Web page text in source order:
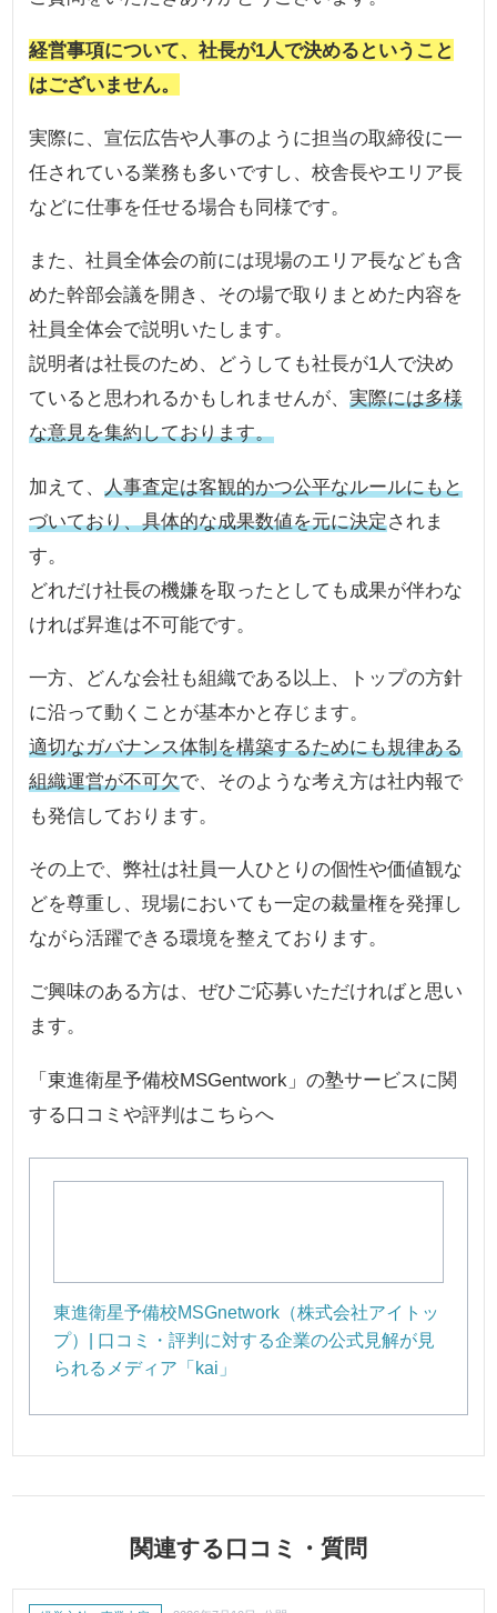
経営事項について、社長が1人で決めるということ
はございません。
実際に、宣伝広告や人事のように担当の取締役に一
任されている業務も多いですし、校舎長やエリア長
などに仕事を任せる場合も同様です。
また、社員全体会の前には現場のエリア長なども含
めた幹部会議を開き、その場で取りまとめた内容を
社員全体会で説明いたします。
説明者は社長のため、どうしても社長が1人で決め
ていると思われるかもしれませんが、実際には多様
な意見を集約しております。
加えて、人事査定は客観的かつ公平なルールにもと
づいており、具体的な成果数値を元に決定されま
す。
どれだけ社長の機嫌を取ったとしても成果が伴わな
ければ昇進は不可能です。
一方、どんな会社も組織である以上、トップの方針
に沿って動くことが基本かと存じます。
適切なガバナンス体制を構築するためにも規律ある
組織運営が不可欠で、そのような考え方は社内報で
も発信しております。
その上で、弊社は社員一人ひとりの個性や価値観な
どを尊重し、現場においても一定の裁量権を発揮し
ながら活躍できる環境を整えております。
ご興味のある方は、ぜひご応募いただければと思い
ます。
「東進衛星予備校MSGentwork」の塾サービスに関
する口コミや評判はこちらへ
東進衛星予備校MSGnetwork（株式会社アイトッ
プ）| 口コミ・評判に対する企業の公式見解が見
られるメディア「kai」
関連する口コミ・質問